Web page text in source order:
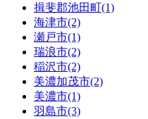
揖斐郡池田町(1)
海津市(2)
瀬戸市(1)
瑞浪市(2)
稲沢市(2)
美濃加茂市(2)
美濃市(1)
羽島市(3)